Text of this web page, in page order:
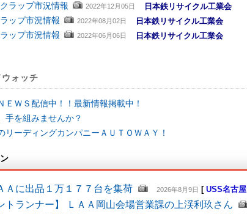
ラップ市況情報 2022年12月05日 日本鉄リサイクル工業会
ップ市況情報 2022年08月02日 日本鉄リサイクル工業会
ップ市況情報 2022年06月06日 日本鉄リサイクル工業会
ォッチ
ＥＷＳ配信中！！最新情報掲載中！
手を組みませんか？
リーディングカンパニーＡＵＴＯＷＡＹ！
Ａに出品１万１７７台を集荷 2026年8月9日 [ USS名古屋
トランナー】 ＬＡＡ岡山会場営業課の上渓利玖さん